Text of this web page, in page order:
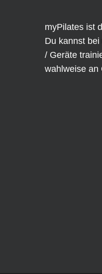
myPilates ist
Du kannst
/ Geräte
wahlweise an